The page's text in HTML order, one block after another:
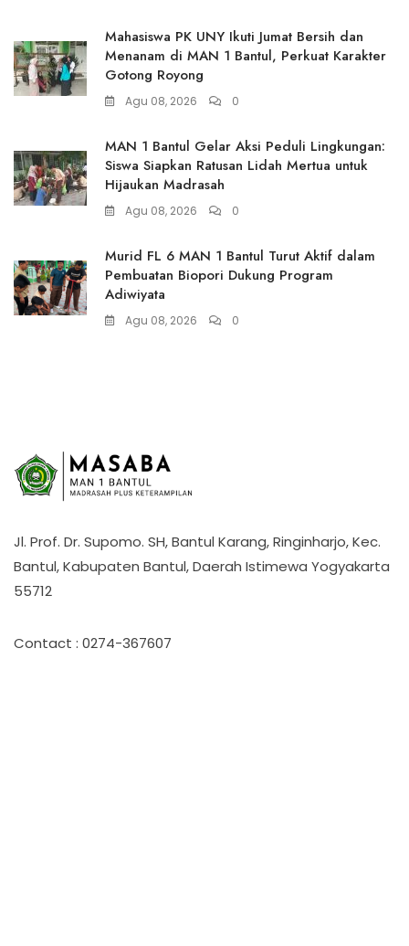
Mahasiswa PK UNY Ikuti Jumat Bersih dan
Menanam di MAN 1 Bantul, Perkuat Karakter
Gotong Royong
Agu 08, 2026 0
MAN 1 Bantul Gelar Aksi Peduli Lingkungan:
Siswa Siapkan Ratusan Lidah Mertua untuk
Hijaukan Madrasah
Agu 08, 2026 0
Murid FL 6 MAN 1 Bantul Turut Aktif dalam
Pembuatan Biopori Dukung Program
Adiwiyata
Agu 08, 2026 0
Jl. Prof. Dr. Supomo. SH, Bantul Karang, Ringinharjo, Kec.
Bantul, Kabupaten Bantul, Daerah Istimewa Yogyakarta
55712
Contact : 0274-367607